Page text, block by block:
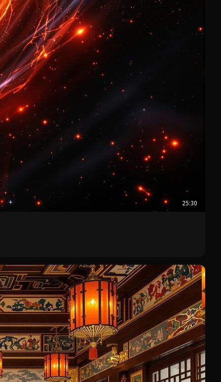
25:30